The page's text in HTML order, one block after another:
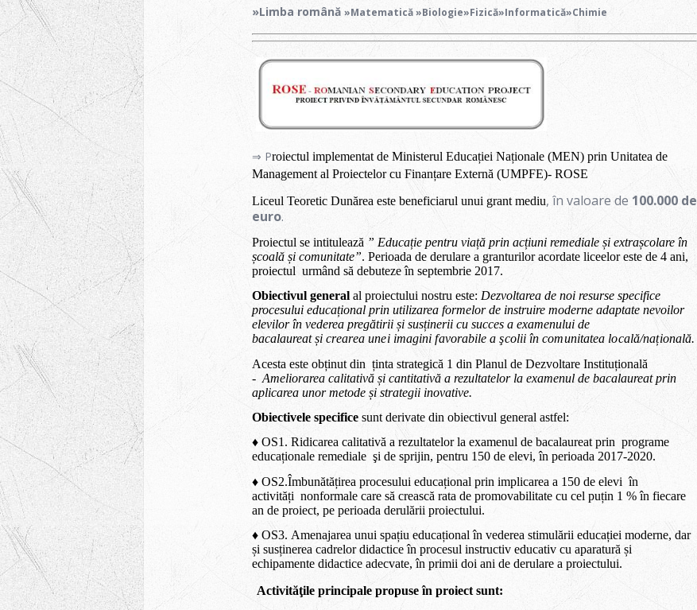
»Limba română »Matematică»Biologie»Fizică»Informatică»Chimie
⇒ Proiectul implementat de Ministerul Educației Naționale (MEN) prin Unitatea de
Management al Proiectelor cu Finanțare Externă (UMPFE)- ROSE
Liceul Teoretic Dunărea este beneficiarul unui grant mediu, în valoare de 100.000 de
euro.
Proiectul se intitulează ” Educație pentru viață prin acțiuni remediale și extrașcolare în
școală și comunitate”. Perioada de derulare a granturilor acordate liceelor este de4 ani,
proiectul urmând să debuteze în septembrie 2017.
Obiectivul generalal proiectului nostru este: Dezvoltarea de noi resurse specifice
procesului educațional prin utilizarea formelor de instruire moderne adaptate nevoilor
elevilorîn vederea pregătirii și susținerii cu succes a examenului de
bacalaureatși creareaunei imaginifavorabile aşcolii încomunitatea locală/națională.
Acesta este obținut din ținta strategică 1 din Planul de Dezvoltare Instituțională
- Ameliorarea calitativă și cantitativă a rezultatelor la examenul de bacalaureat prin
aplicarea unor metode și strategii inovative.
Obiectivele specificesunt derivate din obiectivul general astfel:
♦ OS1. Ridicarea calitativă a rezultatelor la examenul de bacalaureat prin programe
educaționale remediale şi de sprijin, pentru 150 de elevi, în perioada 2017-2020.
♦ OS2.Îmbunătățirea procesului educațional prin implicarea a 150 de elevi în
activități nonformale care să crească rata de promovabilitate cu cel puțin 1 % în fiecare
an de proiect, pe perioada derulării proiectului.
♦ OS3. Amenajarea unui spațiu educațional în vederea stimulării educației moderne, dar
și susținerea cadrelor didactice în procesul instructiv educativ cu aparatură și
echipamente didactice adecvate, în primii doi ani de derulare a proiectului.
Activităţile principale propuse în proiect sunt: